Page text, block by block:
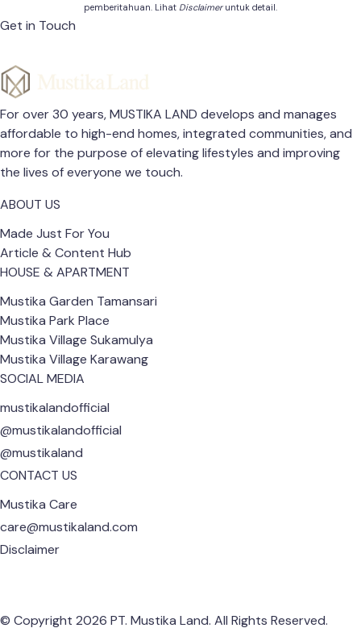
pemberitahuan. Lihat Disclaimeruntuk detail.
Get in Touch
For over 30 years, MUSTIKA LAND develops and manages
affordable to high-end homes, integrated communities, and
more for the purpose of elevating lifestyles and improving
the lives of everyone we touch.
ABOUT US
Made Just For You
Article & Content Hub
HOUSE & APARTMENT
Mustika Garden Tamansari
Mustika Park Place
Mustika Village Sukamulya
Mustika Village Karawang
SOCIAL MEDIA
mustikalandofficial
@mustikalandofficial
@mustikaland
CONTACT US
Mustika Care
care@mustikaland.com
Disclaimer
© Copyright 2026 PT. Mustika Land. All Rights Reserved.